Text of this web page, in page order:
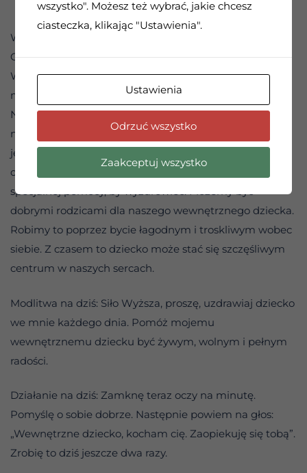
W środku zawsze jesteśmy w tym samym wieku. –
Gertruda Stein
W głębi duszy każdy z nas ma ducha dziecka. Wciąż
mamy wiele uczuć, które mieliśmy, gdy byliśmy mali.
Niektórzy z nas mają w sobie zranione dziecko. Jest w
nas smutek, strach lub złość, które nie zniknęły. Nadal
jesteśmy samotni, bez względu na to, jak wiele osób się
o nas troszczy. Nasze wewnętrzne dziecko potrzebuje
specjalnej pomocy, by wyzdrowieć. Możemy być
dobrymi rodzicami dla naszego wewnętrznego dziecka.
Robimy to poprzez bycie łagodnym i troskliwym wobec
siebie. Z czasem to dziecko może stać się szczęśliwym
centrum w naszych sercach.
Modlitwa na dziś: Siło Wyższa, proszę, uzdrawiaj dziecko
we mnie każdego dnia. Pomóż mojemu
wewnętrznemu dziecku być żywym, wolnym i pełnym
radości.
Działanie na dziś: Zamknę teraz oczy na minutę.
Pomyślę o sobie dobrze. Następnie powiem na głos:
„Wewnętrzne dziecko, kocham cię. Zaopiekuję się tobą”.
Zrobię to dziś jeszcze dwa razy.
wszystko". Możesz też wybrać, jakie chcesz
ciasteczka, klikając "Ustawienia".
Ustawienia
Odrzuć wszystko
Zaakceptuj wszystko